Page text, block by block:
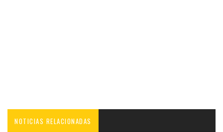
NOTICIAS RELACIONADAS